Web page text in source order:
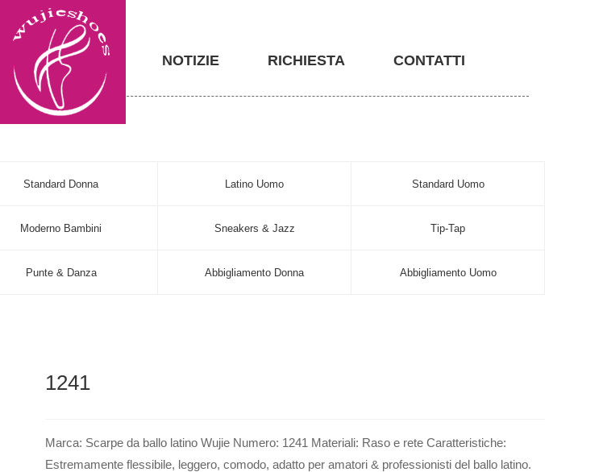
NOTIZIE RICHIESTA CONTATTI
Standard Donna Latino Uomo Standard Uomo
Moderno Bambini Sneakers & Jazz Tip-Tap
Punte & Danza Abbigliamento Donna Abbigliamento Uomo
1241
Marca: Scarpe da ballo latino Wujie Numero: 1241 Materiali: Raso e rete Caratteristiche:
Estremamente flessibile, leggero, comodo, adatto per amatori & professionisti del ballo latino.